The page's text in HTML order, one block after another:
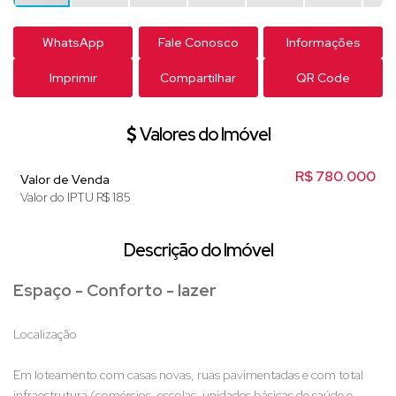
WhatsApp Fale Conosco Informações
Imprimir Compartilhar QR Code
Valores do Imóvel
R$780.000
Valor de Venda
Valor do IPTU R$185
Descrição do Imóvel
Espaço - Conforto - lazer
Localização
Em loteamento com casas novas, ruas pavimentadas e com total